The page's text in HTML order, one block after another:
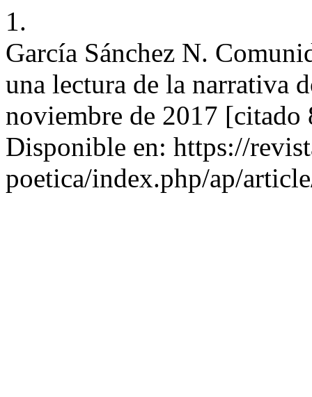
1.
García Sánchez N.
una lectura de la narrativa
noviembre de 2017
Disponible en: https://
poetica/index.php/ap/